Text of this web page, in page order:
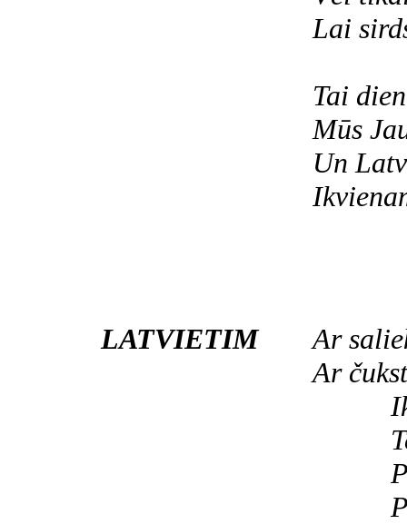
Lai
Tai
Mūs
Un
LATVIETIM
Ar
Ar